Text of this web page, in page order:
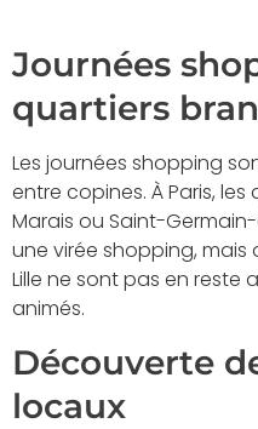
Journées
quartiers
Les journées shopping
entre copines. À Paris,
Marais ou Saint-
une virée shopping, mais
Lille ne sont pas en reste
animés.
Découverte
locaux